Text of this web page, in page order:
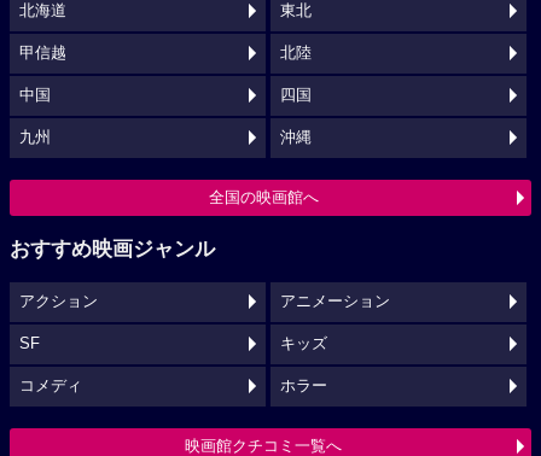
北海道 東北
甲信越 北陸
中国 四国
九州 沖縄
全国の映画館へ
おすすめ映画ジャンル
アクション アニメーション
SF キッズ
コメディ ホラー
映画館クチコミ一覧へ